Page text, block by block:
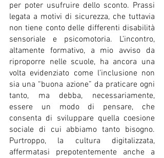
per poter usufruire dello sconto. Prassi
legata a motivi di sicurezza, che tuttavia
non tiene conto delle differenti disabilità
sensoriale e psicomotoria. L’incontro,
altamente formativo, a mio avviso da
riproporre nelle scuole, ha ancora una
volta evidenziato come l’inclusione non
sia una “buona azione” da praticare ogni
tanto, ma debba, necessariamente,
essere un modo di pensare, che
consenta di sviluppare quella coesione
sociale di cui abbiamo tanto bisogno.
Purtroppo, la cultura digitalizzata,
affermatasi prepotentemente anche a